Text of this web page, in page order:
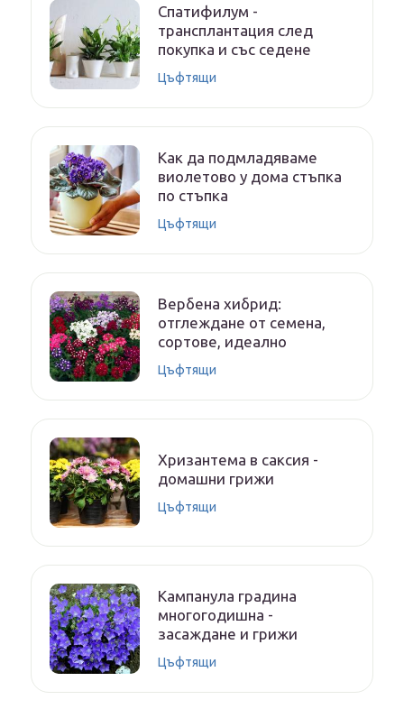
Спатифилум -
трансплантация след
покупка и със седене
Цъфтящи
Как да подмладяваме
виолетово у дома стъпка
по стъпка
Цъфтящи
Вербена хибрид:
отглеждане от семена,
сортове, идеално
Цъфтящи
Хризантема в саксия -
домашни грижи
Цъфтящи
Кампанула градина
многогодишна -
засаждане и грижи
Цъфтящи